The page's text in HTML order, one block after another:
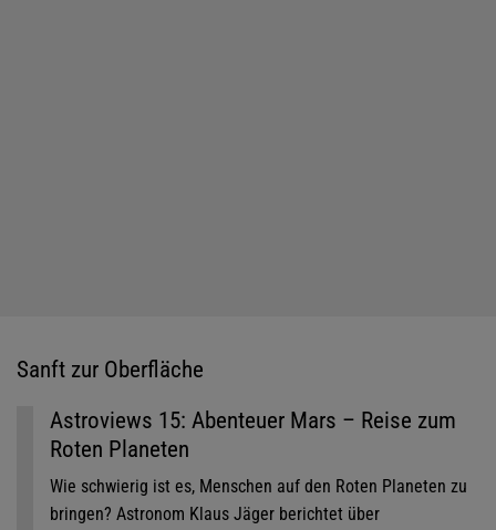
Sanft zur Oberfläche
Astroviews 15: Abenteuer Mars – Reise zum
Roten Planeten
Wie schwierig ist es, Menschen auf den Roten Planeten zu
bringen? Astronom Klaus Jäger berichtet über